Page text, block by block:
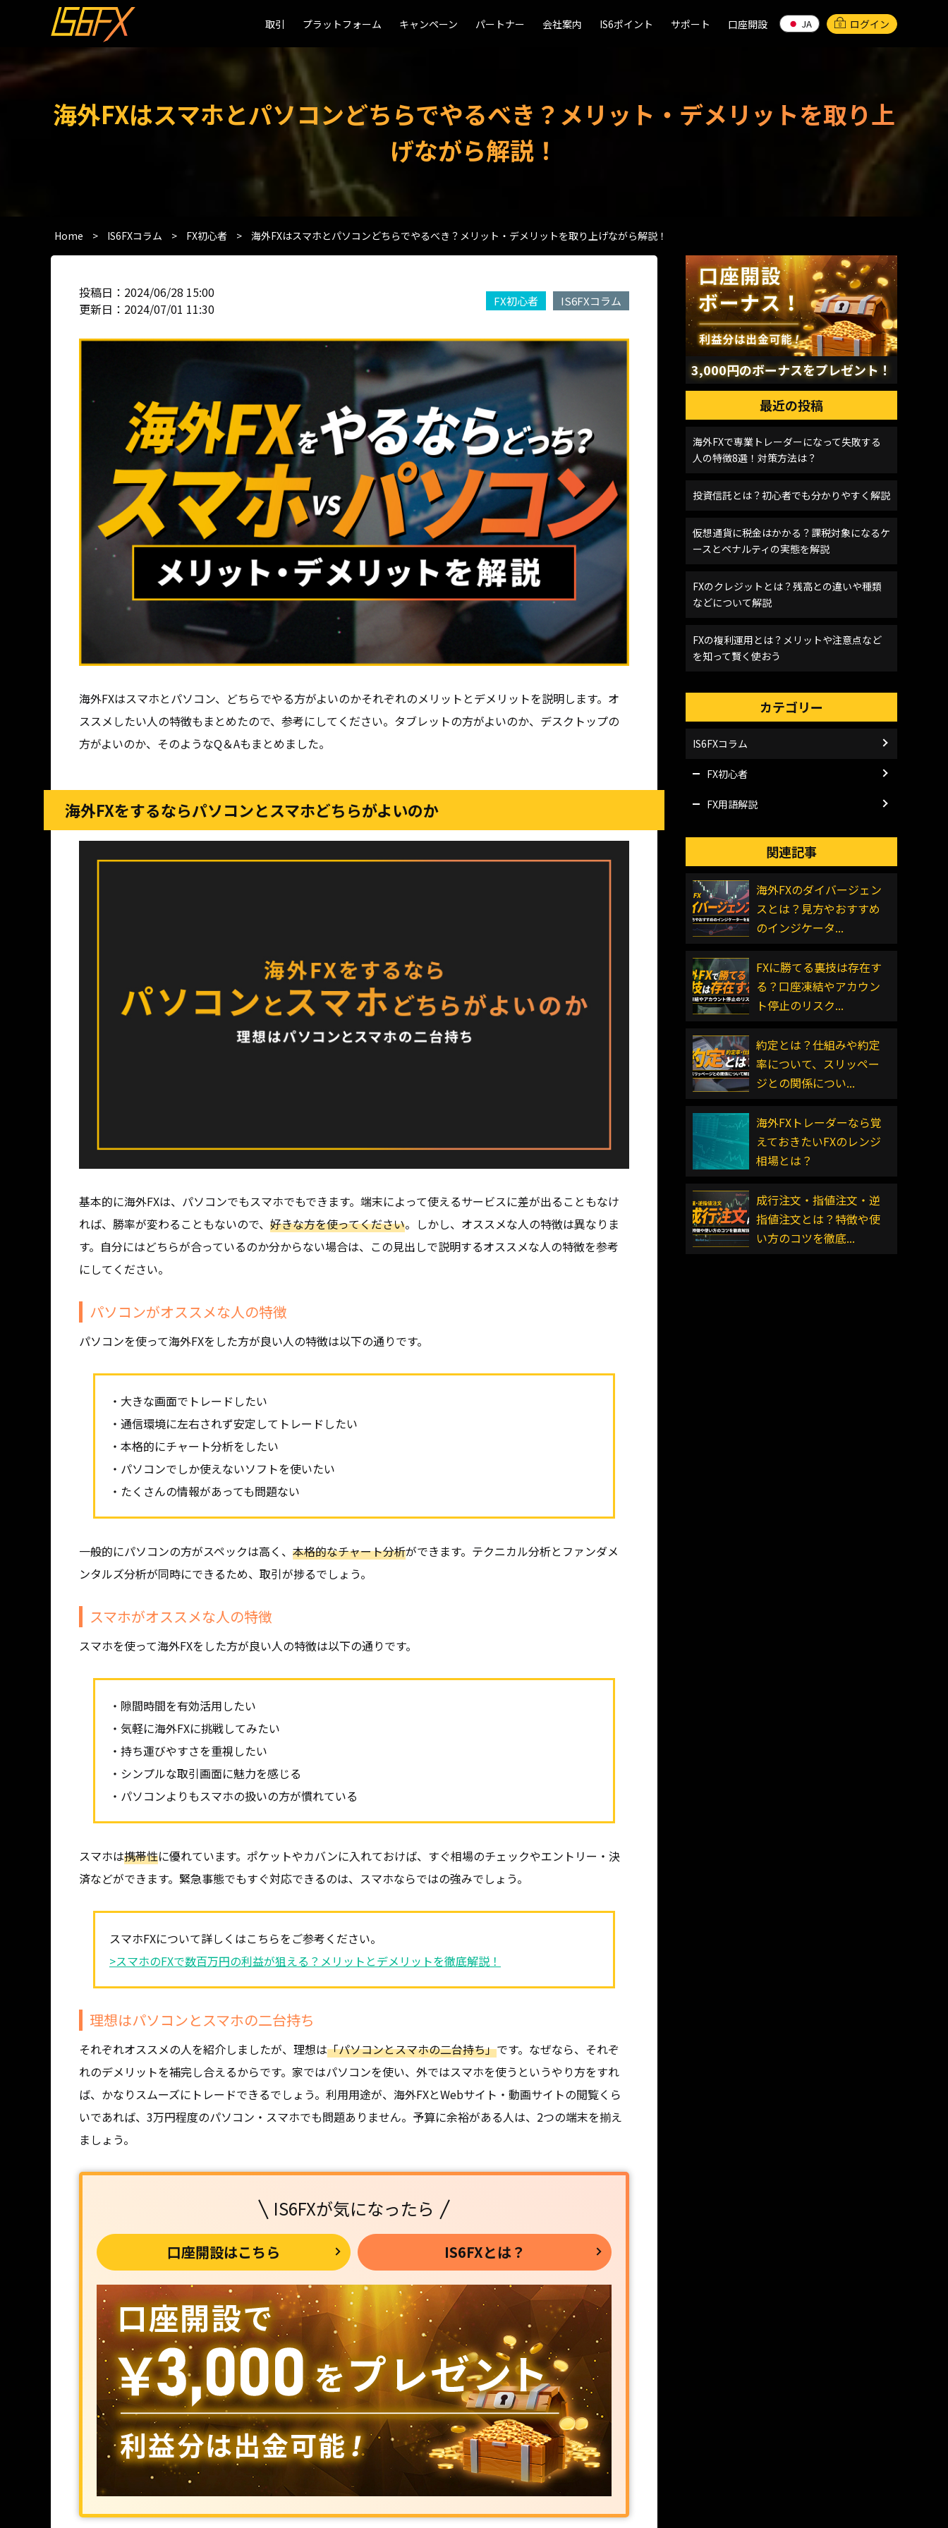
取引 プラットフォーム キャンペーン パートナー 会社案内 IS6ポイント サポート 口座開設 JA ログイン
海外FXはスマホとパソコンどちらでやるべき？メリット・デメリットを取り上
げながら解説！
Home > IS6FXコラム > FX初心者 > 海外FXはスマホとパソコンどちらでやるべき？メリット・デメリットを取り上げながら解説！
投稿日：2024/06/28 15:00
更新日：2024/07/01 11:30
FX初心者 IS6FXコラム
海外FXはスマホとパソコン、どちらでやる方がよいのかそれぞれのメリットとデメリットを説明します。オ
ススメしたい人の特徴もまとめたので、参考にしてください。タブレットの方がよいのか、デスクトップの
方がよいのか、そのようなQ＆Aもまとめました。
海外FXをするならパソコンとスマホどちらがよいのか
基本的に海外FXは、パソコンでもスマホでもできます。端末によって使えるサービスに差が出ることもなけ
れば、勝率が変わることもないので、 好きな方を使ってください。しかし、オススメな人の特徴は異なりま
す。自分にはどちらが合っているのか分からない場合は、この見出しで説明するオススメな人の特徴を参考
にしてください。
パソコンがオススメな人の特徴
パソコンを使って海外FXをした方が良い人の特徴は以下の通りです。
・大きな画面でトレードしたい
・通信環境に左右されず安定してトレードしたい
・本格的にチャート分析をしたい
・パソコンでしか使えないソフトを使いたい
・たくさんの情報があっても問題ない
一般的にパソコンの方がスペックは高く、 本格的なチャート分析ができます。テクニカル分析とファンダメ
ンタルズ分析が同時にできるため、取引が捗るでしょう。
スマホがオススメな人の特徴
スマホを使って海外FXをした方が良い人の特徴は以下の通りです。
・隙間時間を有効活用したい
・気軽に海外FXに挑戦してみたい
・持ち運びやすさを重視したい
・シンプルな取引画面に魅力を感じる
・パソコンよりもスマホの扱いの方が慣れている
スマホは携帯性に優れています。ポケットやカバンに入れておけば、すぐ相場のチェックやエントリー・決
済などができます。緊急事態でもすぐ対応できるのは、スマホならではの強みでしょう。
スマホFXについて詳しくはこちらをご参考ください。
>スマホのFXで数百万円の利益が狙える？メリットとデメリットを徹底解説！
理想はパソコンとスマホの二台持ち
それぞれオススメの人を紹介しましたが、理想は「パソコンとスマホの二台持ち」です。なぜなら、それぞ
れのデメリットを補完し合えるからです。家ではパソコンを使い、外ではスマホを使うというやり方をすれ
ば、かなりスムーズにトレードできるでしょう。利用用途が、海外FXとWebサイト・動画サイトの閲覧くら
いであれば、3万円程度のパソコン・スマホでも問題ありません。予算に余裕がある人は、2つの端末を揃え
ましょう。
IS6FXが気になったら
口座開設はこちら IS6FXとは？
3,000円のボーナスをプレゼント！
最近の投稿
海外FXで専業トレーダーになって失敗する
人の特徴8選！対策方法は？
投資信託とは？初心者でも分かりやすく解説
仮想通貨に税金はかかる？課税対象になるケ
ースとペナルティの実態を解説
FXのクレジットとは？残高との違いや種類
などについて解説
FXの複利運用とは？メリットや注意点など
を知って賢く使おう
カテゴリー
IS6FXコラム
FX初心者
FX用語解説
関連記事
海外FXのダイバージェン
スとは？見方やおすすめ
のインジケータ...
FXに勝てる裏技は存在す
る？口座凍結やアカウン
ト停止のリスク...
約定とは？仕組みや約定
率について、スリッペー
ジとの関係につい...
海外FXトレーダーなら覚
えておきたいFXのレンジ
相場とは？
成行注文・指値注文・逆
指値注文とは？特徴や使
い方のコツを徹底...
取引 プラットフォーム キャンペーン パートナー 会社案内 IS6ポイント サポート 口座開設 JA